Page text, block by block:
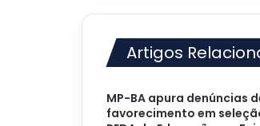
do
Artigos
MP-BA apura denúncias
favorecimento em